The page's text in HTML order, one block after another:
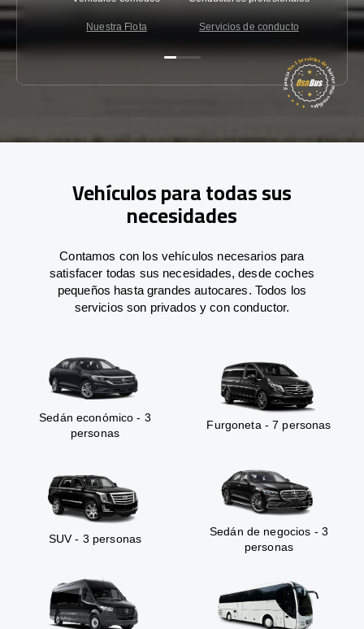
Nuestra Flota Servicios de conducto
Vehículos para todas sus
necesidades
Contamos con los vehículos necesarios para
satisfacer todas sus necesidades, desde coches
pequeños hasta grandes autocares. Todos los
servicios son privados y con conductor.
Sedán económico - 3
personas
Furgoneta - 7 personas
SUV - 3 personas
Sedán de negocios - 3
personas